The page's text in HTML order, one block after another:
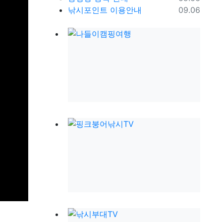
등록일
09.06
낚시포인트 이용안내